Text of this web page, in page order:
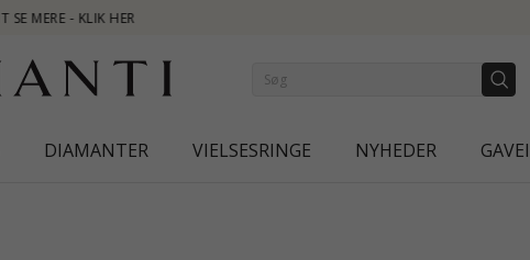
DIAMANTER VIELSESRINGE NYHEDER